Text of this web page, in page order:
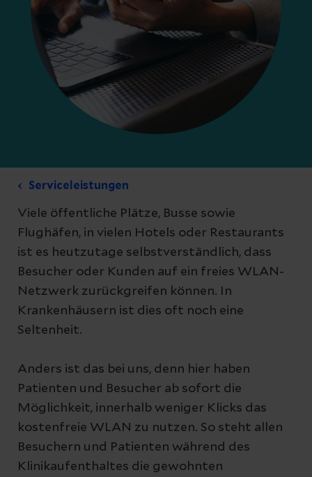
Serviceleistungen
Viele öffentliche Plätze, Busse sowie
Flughäfen, in vielen Hotels oder Restaurants
ist es heutzutage selbstverständlich, dass
Besucher oder Kunden auf ein freies WLAN-
Netzwerk zurückgreifen können. In
Krankenhäusern ist dies oft noch eine
Seltenheit.
Anders ist das bei uns, denn hier haben
Patienten und Besucher ab sofort die
Möglichkeit, innerhalb weniger Klicks das
kostenfreie WLAN zu nutzen. So steht allen
Besuchern und Patienten während des
Klinikaufenthaltes die gewohnten